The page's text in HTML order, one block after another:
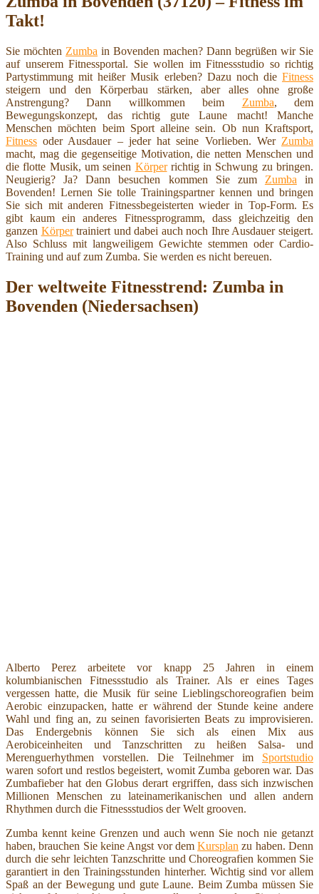
Takt!
Sie möchten Zumba in Bovenden machen? Dann begrüßen wir Sie
auf unserem Fitnessportal. Sie wollen im Fitnessstudio so richtig
Partystimmung mit heißer Musik erleben? Dazu noch die Fitness
steigern und den Körperbau stärken, aber alles ohne große
Anstrengung? Dann willkommen beim Zumba, dem
Bewegungskonzept, das richtig gute Laune macht! Manche
Menschen möchten beim Sport alleine sein. Ob nun Kraftsport,
Fitness oder Ausdauer – jeder hat seine Vorlieben. Wer Zumba
macht, mag die gegenseitige Motivation, die netten Menschen und
die flotte Musik, um seinen Körperrichtig in Schwung zu bringen.
Neugierig? Ja? Dann besuchen kommen Sie zum Zumba in
Bovenden! Lernen Sie tolle Trainingspartner kennen und bringen
Sie sich mit anderen Fitnessbegeisterten wieder in Top-Form. Es
gibt kaum ein anderes Fitnessprogramm, dass gleichzeitig den
ganzen Körpertrainiert und dabei auch noch Ihre Ausdauer steigert.
Also Schluss mit langweiligem Gewichte stemmen oder Cardio-
Training und auf zum Zumba. Sie werden es nicht bereuen.
Der weltweite Fitnesstrend: Zumba in
Bovenden (Niedersachsen)
Alberto Perez arbeitete vor knapp 25 Jahren in einem
kolumbianischen Fitnessstudio als Trainer. Als er eines Tages
vergessen hatte, die Musik für seine Lieblingschoreografien beim
Aerobic einzupacken, hatte er während der Stunde keine andere
Wahl und fing an, zu seinen favorisierten Beats zu improvisieren.
Das Endergebnis können Sie sich als einen Mix aus
Aerobiceinheiten und Tanzschritten zu heißen Salsa- und
Merenguerhythmen vorstellen. Die Teilnehmer im Sportstudio
waren sofort und restlos begeistert, womit Zumba geboren war. Das
Zumbafieber hat den Globus derart ergriffen, dass sich inzwischen
Millionen Menschen zu lateinamerikanischen und allen andern
Rhythmen durch die Fitnessstudios der Welt grooven.
Zumba kennt keine Grenzen und auch wenn Sie noch nie getanzt
haben, brauchen Sie keine Angst vor demKursplan zu haben. Denn
durch die sehr leichten Tanzschritte und Choreografien kommen Sie
garantiert in den Trainingsstunden hinterher. Wichtig sind vor allem
Spaß an der Bewegung und gute Laune. Beim Zumba müssen Sie